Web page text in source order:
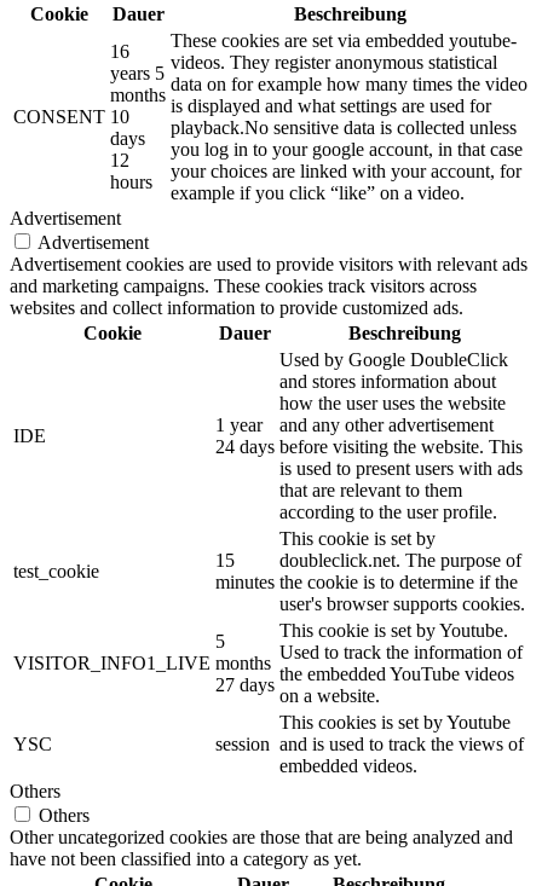
Cookie
Dauer Beschreibung
CONSENT
16
years 5
months
10
days
12
hours
These cookies are set via embedded youtube-
videos. They register anonymous statistical
data on for example how many times the video
is displayed and what settings are used for
playback.No sensitive data is collected unless
you log in to your google account, in that case
your choices are linked with your account, for
example if you click “like” on a video.
Advertisement
Advertisement
Advertisement cookies are used to provide visitors with relevant ads
and marketing campaigns. These cookies track visitors across
websites and collect information to provide customized ads.
Cookie
Dauer Beschreibung
IDE
1 year
24 days
Used by Google DoubleClick
and stores information about
how the user uses the website
and any other advertisement
before visiting the website. This
is used to present users with ads
that are relevant to them
according to the user profile.
test_cookie
15
minutes
This cookie is set by
doubleclick.net. The purpose of
the cookie is to determine if the
user's browser supports cookies.
VISITOR_INFO1_LIVE
5
months
27 days
This cookie is set by Youtube.
Used to track the information of
the embedded YouTube videos
on a website.
YSC session
This cookies is set by Youtube
and is used to track the views of
embedded videos.
Others
Others
Other uncategorized cookies are those that are being analyzed and
have not been classified into a category as yet.